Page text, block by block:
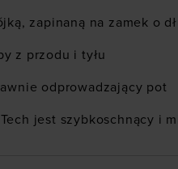
zapinaną na zamek o
z przodu i tyłu
odprowadzający pot
jest szybkoschnący i